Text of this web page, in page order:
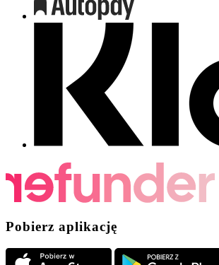
Pobierz aplikację